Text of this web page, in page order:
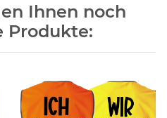
Ihnen noch
Produkte: